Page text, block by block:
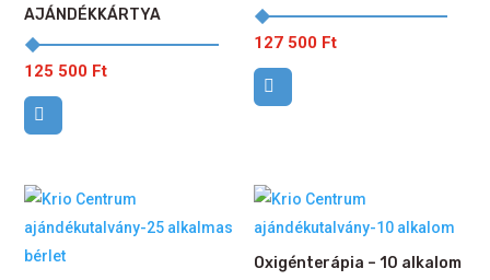
AJÁNDÉKKÁRTYA
125 500 Ft
127 500 Ft
Oxigénterápia – 10 alkalom